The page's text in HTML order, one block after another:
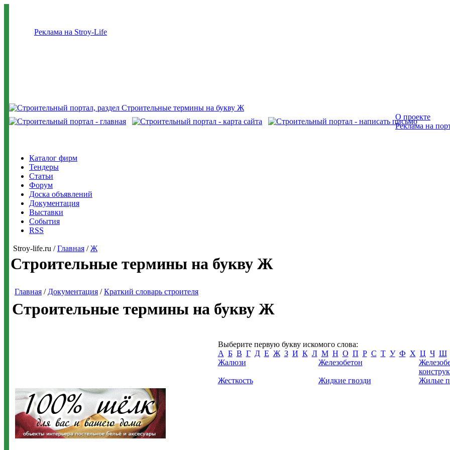
Реклама на Stroy-Life
О проекте
Реклама на
Каталог фирм
Тендеры
Статьи
Форум
Доска объявлений
Документация
Выставки
События
RSS
Stroy-life.ru /Главная /Ж
Строительные термины на букву Ж
Главная / Документация /Краткий словарь строителя
Строительные термины на букву Ж
Выберите первую букву искомого слова:
А Б В Г Д Е Ж З И К Л М Н О П Р С Т У Ф Х Ц Ч Ш
Жалюзи
Железобетон
Жесткость
Жидкие гвозди Жилые